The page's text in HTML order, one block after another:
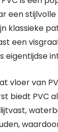
een
klassieke
een
eigentijdse
vloer van
biedt PVC